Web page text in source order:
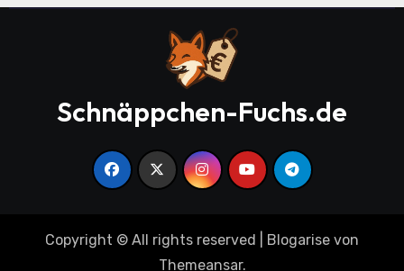
Schnäppchen-Fuchs.de
Copyright © All rights reserved Blogarise von
Themeansar.